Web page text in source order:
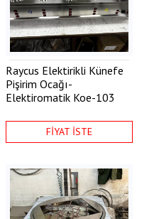
Raycus Elektirikli Künefe
Pişirim Ocağı-
Elektiromatik Koe-103
FİYAT İSTE